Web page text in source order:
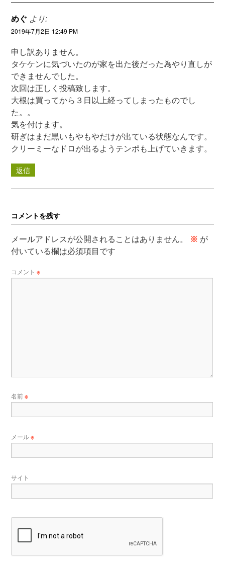
めぐ より:
2019年7月2日 12:49 PM
申し訳ありません。
タケケンに気づいたのが家を出た後だった為やり直しが
できませんでした。
次回は正しく投稿致します。
大根は買ってから３日以上経ってしまったものでし
た。。
気を付けます。
研ぎはまだ黒いもやもやだけが出ている状態なんです。
クリーミーなドロが出るようテンポも上げていきます。
返信
コメントを残す
メールアドレスが公開されることはありません。 ※ が
付いている欄は必須項目です
コメント※
名前※
メール※
サイト